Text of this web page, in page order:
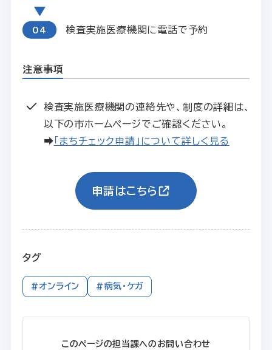
検査実施医療機関に電話で予約
注意事項
検査実施医療機関の連絡先や、制度の詳細は、
以下の市ホームページでご確認ください。
➡「まちチェック申請」について詳しく見る
申請はこちら
タグ
#オンライン #病気・ケガ
このページの担当課へのお問い合わせ